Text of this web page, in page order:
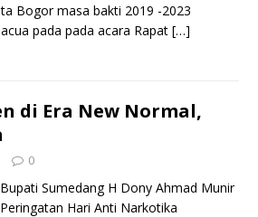
Bogor masa bakti 2019 -2023
pada pada acara Rapat […]
di Era New Normal,
0
Sumedang H Dony Ahmad Munir
Hari Anti Narkotika